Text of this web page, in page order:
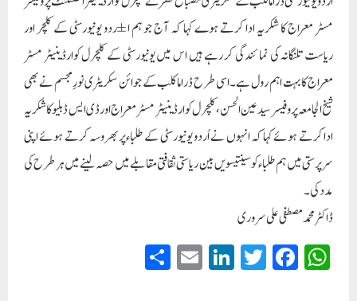
مسٹر معراج کا شکریہ ادا کرتے ہوے کہا کہ آج جو ہم ا ±ردو یونیورسٹی کے کلچر اور
ریاست تلنگانہ کی نمائندگی کر رہے ہیں اس میں یونیورسٹی کے کلچرل کوارڈینیٹر مسٹر
معراج کا بہت اہم رول ہے۔ اسی طرح ڈراما کلب کے جوائن سکریٹری نورِ مجسم نے بھی
شیخ الجامعہ پروفیسر سید عین الحسن، کلچرل کوارڈینیٹر مسٹر معراج اور ڈی ایس ڈبلیو کا شکریہ
ادا کرتے ہوئے کہا کہ انہوں نے اُردو یونیورسٹی کے طلباءپر بھروسہ کرتے ہوئے اپنی
سرپرستی میں ہم طلباءکو سینتیسویں بین ریاستی ثقافتی مقابلے میں حصہ لینے میں ہر طرح کی
مدد کی۔
ڈاکٹر محمد مصطفی علی سروری
W
ha
Fa
ce
T
wi
Li
nk
E
m